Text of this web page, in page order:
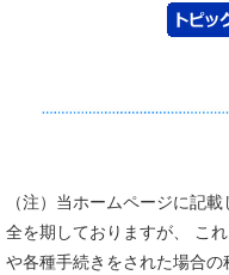
（注）当ホームページに記
全を期しておりますが、 こ
や各種手続きをされた場合